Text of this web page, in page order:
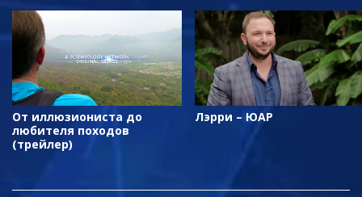
От иллюзиониста до
любителя походов
(трейлер)
Лэрри – ЮАР